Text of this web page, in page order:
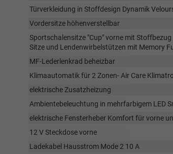
Türverkleidung in Stoffdesign Dynamik
Vordersitze höhenverstellbar
Sportschalensitze "Cup" vorne mit
Sitze und Lendenwirbelstützen mit Memory
MF-Lederlenkrad beheizbar
Klimaautomatik für 2 Zonen- Air Care
elektrische Zusatzheizung
Ambientebeleuchtung in mehrfarbigem LED
elektrische Fensterheber Komfort für vorne
12 V Steckdose vorne
Ladekabel Hausstrom Mode 2 10 A